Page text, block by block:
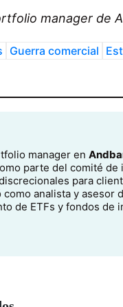
manager de
Guerra comercial
manager en
parte del comité
para
analista y asesor
de ETFs y fondos de